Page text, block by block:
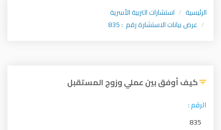
الرئيسية
استشارات التربية الأسرية
عرض بيانات الاستشارة رقم : 835
كيف أوفق بين عملي وزوج المستقبل
الرقم :
835